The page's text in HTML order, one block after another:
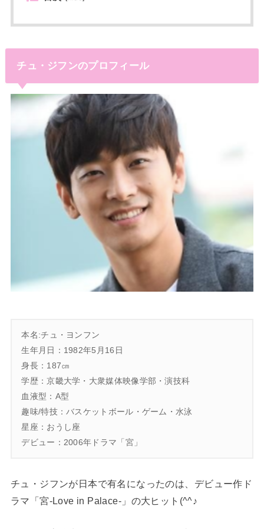
チュ・ジフンのプロフィール
本名:チュ・ヨンフン
生年月日：1982年5月16日
身長：187㎝
学歴：京畿大学・大衆媒体映像学部・演技科
血液型：A型
趣味/特技：バスケットボール・ゲーム・水泳
星座：おうし座
デビュー：2006年ドラマ「宮」
チュ・ジフンが日本で有名になったのは、デビュー作ド
ラマ「宮-Love in Palace-」の大ヒット(^^♪